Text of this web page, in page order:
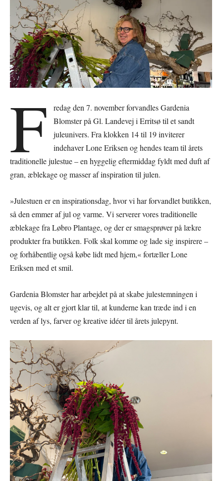
F
redag den 7. november forvandles Gardenia
Blomster på Gl. Landevej i Erritsø til et sandt
juleunivers. Fra klokken 14 til 19 inviterer
indehaver Lone Eriksen og hendes team til årets
traditionelle julestue – en hyggelig eftermiddag fyldt med duft af
gran, æblekage og masser af inspiration til julen.
»Julestuen er en inspirationsdag, hvor vi har forvandlet butikken,
så den emmer af jul og varme. Vi serverer vores traditionelle
æblekage fra Løbro Plantage, og der er smagsprøver på lækre
produkter fra butikken. Folk skal komme og lade sig inspirere –
og forhåbentlig også købe lidt med hjem,« fortæller Lone
Eriksen med et smil.
Gardenia Blomster har arbejdet på at skabe julestemningen i
ugevis, og alt er gjort klar til, at kunderne kan træde ind i en
verden af lys, farver og kreative idéer til årets julepynt.